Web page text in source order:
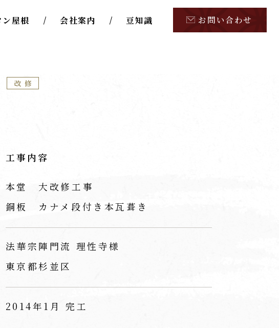
ン屋根 会社案内 豆知識 お問い合わせ
改修
工事内容
本堂 大改修工事
銅板 カナメ段付き本瓦葺き
法華宗陣門流 理性寺様
東京都杉並区
2014年1月 完工